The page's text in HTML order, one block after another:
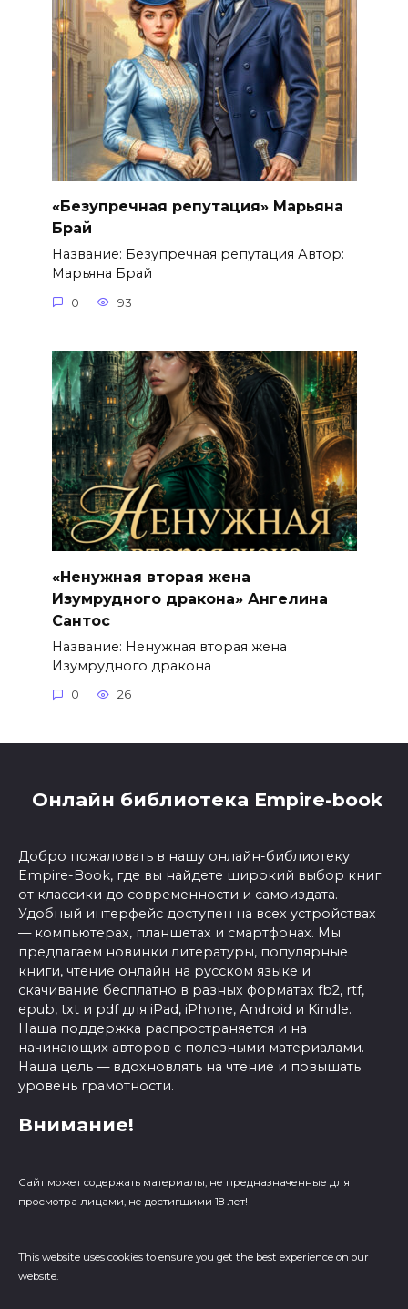
«Безупречная репутация» Марьяна
Брай
Название: Безупречная репутация Автор:
Марьяна Брай
0 93
«Ненужная вторая жена
Изумрудного дракона» Ангелина
Сантос
Название: Ненужная вторая жена
Изумрудного дракона
0 26
Онлайн библиотека Empire-book
Добро пожаловать в нашу онлайн-библиотеку
Empire-Book, где вы найдете широкий выбор книг:
от классики до современности и самоиздата.
Удобный интерфейс доступен на всех устройствах
— компьютерах, планшетах и смартфонах. Мы
предлагаем новинки литературы, популярные
книги, чтение онлайн на русском языке и
скачивание бесплатно в разных форматах fb2, rtf,
epub, txt и pdf для iPad, iPhone, Android и Kindle.
Наша поддержка распространяется и на
начинающих авторов с полезными материалами.
Наша цель — вдохновлять на чтение и повышать
уровень грамотности.
Внимание!
Сайт может содержать материалы, не предназначенные для
просмотра лицами, не достигшими 18 лет!
This website uses cookies to ensure you get the best experience on our
website.